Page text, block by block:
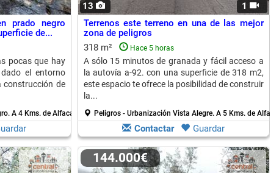
prado negro
de...
pocas que hay
el entorno
construcción de
A 4 Kms. de Alfacar
13 1
Terrenos este terreno en una de las mejor
zona de peligros
318 m²
Hace 5 horas
A sólo 15 minutos de granada y fácil acceso a
la autovía a-92. con una superficie de 318 m2,
este espacio te ofrece la posibilidad de construir
la...
Peligros - Urbanización Vista Alegre. A 5 Kms. de
Contactar Guardar
144.000€